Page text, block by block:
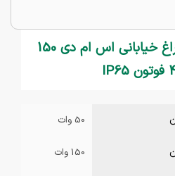
جدول مشخصات چراغ خیابانی اس ام دی 150
50 وات
150 وات